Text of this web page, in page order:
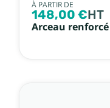
À PARTIR DE
148,00 €HT
Arceau